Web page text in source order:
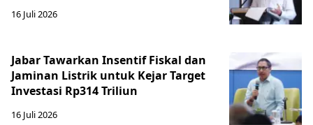
16 Juli 2026
Jabar Tawarkan Insentif Fiskal dan
Jaminan Listrik untuk Kejar Target
Investasi Rp314 Triliun
16 Juli 2026